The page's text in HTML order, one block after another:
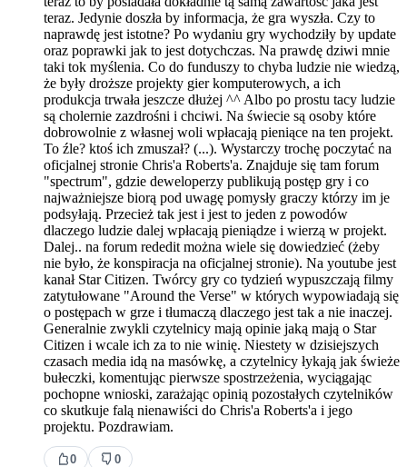
teraz. Jedynie doszła by informacja, że gra wyszła. Czy to
naprawdę jest istotne? Po wydaniu gry wychodziły by update
oraz poprawki jak to jest dotychczas. Na prawdę dziwi mnie
taki tok myślenia. Co do funduszy to chyba ludzie nie wiedzą,
że były droższe projekty gier komputerowych, a ich
produkcja trwała jeszcze dłużej ^^ Albo po prostu tacy ludzie
są cholernie zazdrośni i chciwi. Na świecie są osoby które
dobrowolnie z własnej woli wpłacają pieniące na ten projekt.
To źle? ktoś ich zmuszał? (...). Wystarczy trochę poczytać na
oficjalnej stronie Chris'a Roberts'a. Znajduje się tam forum
"spectrum", gdzie deweloperzy publikują postęp gry i co
najważniejsze biorą pod uwagę pomysły graczy którzy im je
podsyłają. Przecież tak jest i jest to jeden z powodów
dlaczego ludzie dalej wpłacają pieniądze i wierzą w projekt.
Dalej.. na forum rededit można wiele się dowiedzieć (żeby
nie było, że konspiracja na oficjalnej stronie). Na youtube jest
kanał Star Citizen. Twórcy gry co tydzień wypuszczają filmy
zatytułowane "Around the Verse" w których wypowiadają się
o postępach w grze i tłumaczą dlaczego jest tak a nie inaczej.
Generalnie zwykli czytelnicy mają opinie jaką mają o Star
Citizen i wcale ich za to nie winię. Niestety w dzisiejszych
czasach media idą na masówkę, a czytelnicy łykają jak świeże
bułeczki, komentując pierwsze spostrzeżenia, wyciągając
pochopne wnioski, zarażając opinią pozostałych czytelników
co skutkuje falą nienawiści do Chris'a Roberts'a i jego
projektu. Pozdrawiam.
0 0